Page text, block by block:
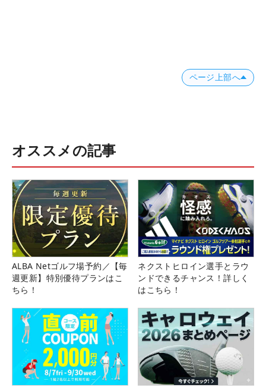
ページ上部へ
オススメの記事
ALBA Netゴルフ場予約／【毎
週更新】特別優待プランはこ
ちら！
ネクストヒロイン選手とラウ
ンドできるチャンス！詳しく
はこちら！